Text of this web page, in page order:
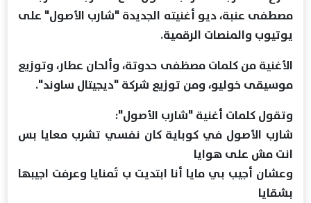
مصطفى عنبة، ديو أغنيته الجديدة "شارب الأصول" على
يوتيوب والمنصات الرقمية.
الأغنية من كلمات مصظفى حدوتة، وألحان عطار، وتوزيع
موسيقى خوليو، ومن توزيع شركة "ديجيتال ساوند".
وتقول كلمات أغنية "شارب الأصول":
شارب الأصول في كوباية كان نفسي تشرب معايا بس
انت مش على هوايا
وعشان أجيب بي مايا أنا ابتديت ب تُمنايا وعرفت اجيبها
بشقايا